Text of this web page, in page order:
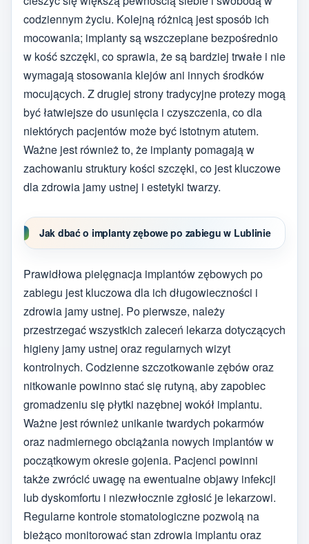
codziennym życiu. Kolejną różnicą jest sposób ich
mocowania; implanty są wszczepiane bezpośrednio
w kość szczęki, co sprawia, że są bardziej trwałe i nie
wymagają stosowania klejów ani innych środków
mocujących. Z drugiej strony tradycyjne protezy mogą
być łatwiejsze do usunięcia i czyszczenia, co dla
niektórych pacjentów może być istotnym atutem.
Ważne jest również to, że implanty pomagają w
zachowaniu struktury kości szczęki, co jest kluczowe
dla zdrowia jamy ustnej i estetyki twarzy.
Jak dbać o implanty zębowe po zabiegu w Lublinie
Prawidłowa pielęgnacja implantów zębowych po
zabiegu jest kluczowa dla ich długowieczności i
zdrowia jamy ustnej. Po pierwsze, należy
przestrzegać wszystkich zaleceń lekarza dotyczących
higieny jamy ustnej oraz regularnych wizyt
kontrolnych. Codzienne szczotkowanie zębów oraz
nitkowanie powinno stać się rutyną, aby zapobiec
gromadzeniu się płytki nazębnej wokół implantu.
Ważne jest również unikanie twardych pokarmów
oraz nadmiernego obciążania nowych implantów w
początkowym okresie gojenia. Pacjenci powinni
także zwrócić uwagę na ewentualne objawy infekcji
lub dyskomfortu i niezwłocznie zgłosić je lekarzowi.
Regularne kontrole stomatologiczne pozwolą na
bieżąco monitorować stan zdrowia implantu oraz